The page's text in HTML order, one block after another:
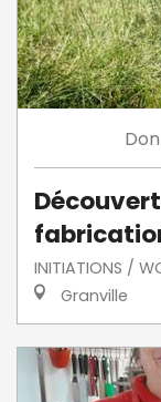
INITIATIONS /
Granville